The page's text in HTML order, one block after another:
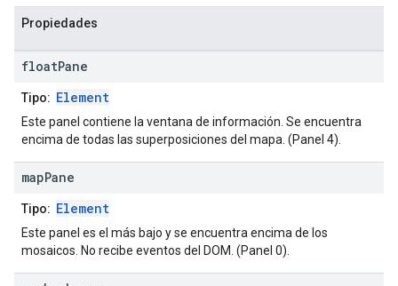
Propiedades
floatPane
Tipo: Element
Este panel contiene la ventana de información. Se encuentra
encima de todas las superposiciones del mapa. (Panel 4).
mapPane
Tipo: Element
Este panel es el más bajo y se encuentra encima de los
mosaicos. No recibe eventos del DOM. (Panel 0).